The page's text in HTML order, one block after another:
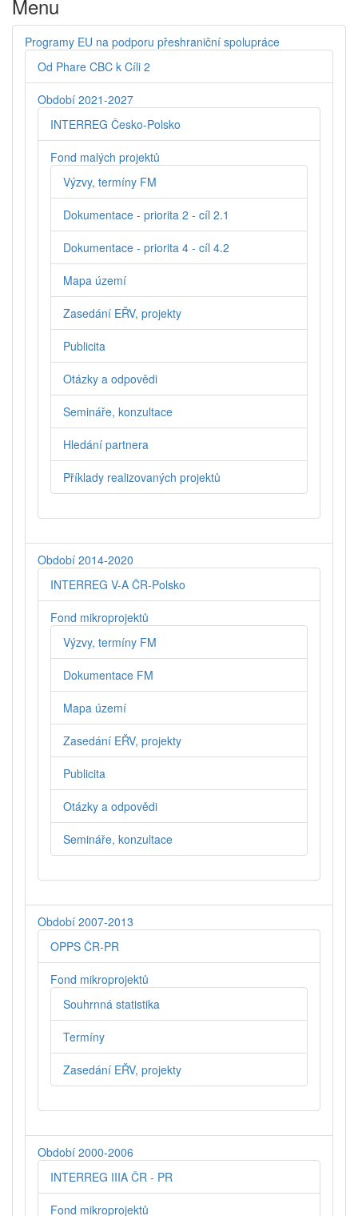
Menu
Programy EU na podporu přeshraniční spolupráce
Od Phare CBC k Cíli 2
Období 2021-2027
INTERREG Česko-Polsko
Fond malých projektů
Výzvy, termíny FM
Dokumentace - priorita 2 - cíl 2.1
Dokumentace - priorita 4 - cíl 4.2
Mapa území
Zasedání EŘV, projekty
Publicita
Otázky a odpovědi
Semináře, konzultace
Hledání partnera
Příklady realizovaných projektů
Období 2014-2020
INTERREG V-A ČR-Polsko
Fond mikroprojektů
Výzvy, termíny FM
Dokumentace FM
Mapa území
Zasedání EŘV, projekty
Publicita
Otázky a odpovědi
Semináře, konzultace
Období 2007-2013
OPPS ČR-PR
Fond mikroprojektů
Souhrnná statistika
Termíny
Zasedání EŘV, projekty
Období 2000-2006
INTERREG IIIA ČR - PR
Fond mikroprojektů